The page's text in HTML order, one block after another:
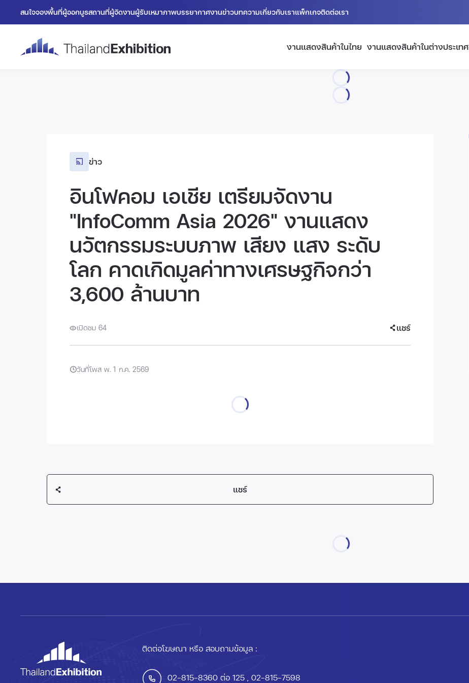
สนใจจองพื้นที่ผู้ออกบูธสถานที่ผู้จัดงานผู้รับเหมาภาพบรรยากาศงานข่าวบทความเกี่ยวกับเราแพ็กเกจติดต่อเรา
งานแสดงสินค้าในไทย งานแสดงสินค้าในต่างประเทศ
ข่าว
อินโฟคอม เอเชีย เตรียมจัดงาน
"InfoComm Asia 2026" งานแสดง
นวัตกรรมระบบภาพ เสียง แสง ระดับ
โลก คาดเกิดมูลค่าทางเศรษฐกิจกว่า
3,600 ล้านบาท
เปิดชม 64 แชร์
วันที่โพส พ. 1 ก.ค. 2569
แชร์
ติดต่อโฆษณา หรือ สอบถามข้อมูล :
02-815-8360 ต่อ 125 , 02-815-7598